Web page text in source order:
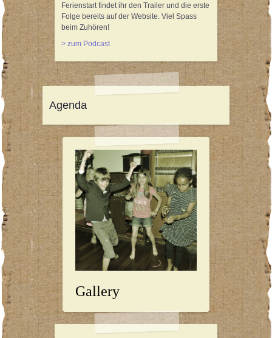
Ferienstart findet ihr den Trailer und die erste
Folge bereits auf der Website. Viel Spass
beim Zuhören!
> zum Podcast
Agenda
Gallery